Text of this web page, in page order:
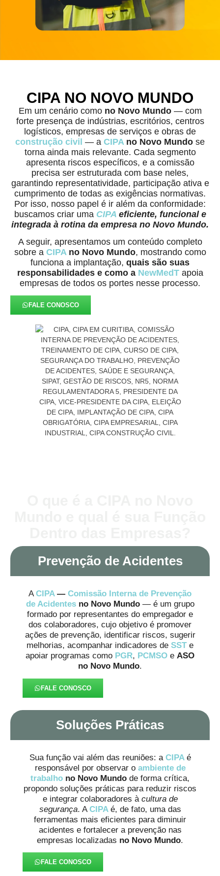
CIPA NO NOVO MUNDO
Em um cenário como no Novo Mundo— com
forte presença de indústrias, escritórios, centros
logísticos, empresas de serviços e obras de
construção civil — a CIPA no Novo Mundo se
torna ainda mais relevante. Cada segmento
apresenta riscos específicos, e a comissão
precisa ser estruturada com base neles,
garantindo representatividade, participação ativa e
cumprimento de todas as exigências normativas.
Por isso, nosso papel é ir além da conformidade:
buscamos criar uma CIPAeficiente, funcional e
integrada à rotina da empresa no Novo Mundo.
A seguir, apresentamos um conteúdo completo
sobre a CIPAno Novo Mundo, mostrando como
funciona a implantação, quais são suas
responsabilidades e como a NewMedT apoia
empresas de todos os portes nesse processo.
FALE CONOSCO
Prevenção de Acidentes
ACIPA— Comissão Interna de Prevenção
de Acidentes no Novo Mundo — é um grupo
formado por representantes do empregador e
dos colaboradores, cujo objetivo é promover
ações de prevenção, identificar riscos, sugerir
melhorias, acompanhar indicadores de SST e
apoiar programas como PGR, PCMSO e ASO
no Novo Mundo.
FALE CONOSCO
Soluções Práticas
Sua função vai além das reuniões: a CIPA é
responsável por observar o ambiente de
trabalho no Novo Mundo de forma crítica,
propondo soluções práticas para reduzir riscos
e integrar colaboradores à cultura de
segurança. A CIPA é, de fato, uma das
ferramentas mais eficientes para diminuir
acidentes e fortalecer a prevenção nas
empresas localizadas no Novo Mundo.
FALE CONOSCO